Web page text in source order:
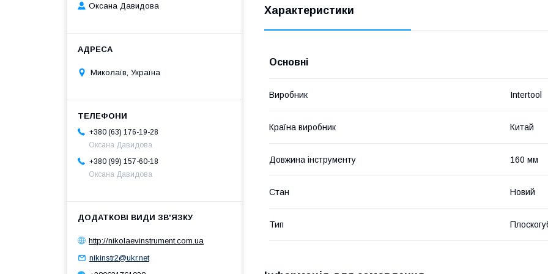
Характеристики
Основні
Виробник Intertool
Країна виробник Китай
Довжина інструменту 160 мм
Стан Новий
Тип
Оксана Давидова
Миколаїв, Україна
+380 (63) 176-19-28
Оксана Давидова
+380 (99) 157-60-18
Оксана Давидова
http://nikolaevinstrument.com.ua
nikinstr2@ukr.net